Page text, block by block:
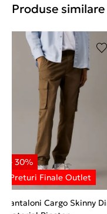
Produse
Pantaloni Cargo Skinny